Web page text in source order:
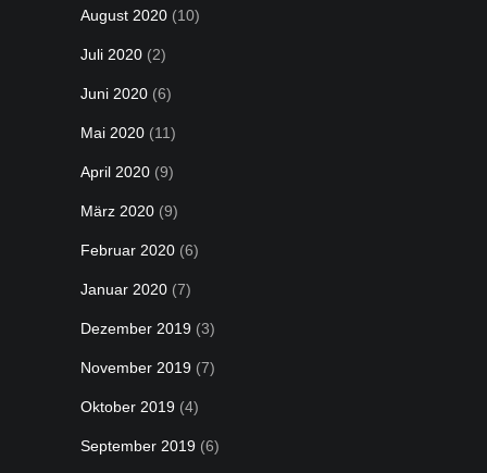
August 2020 (10)
Juli 2020 (2)
Juni 2020 (6)
Mai 2020 (11)
April 2020 (9)
März 2020 (9)
Februar 2020 (6)
Januar 2020 (7)
Dezember 2019 (3)
November 2019 (7)
Oktober 2019 (4)
September 2019 (6)